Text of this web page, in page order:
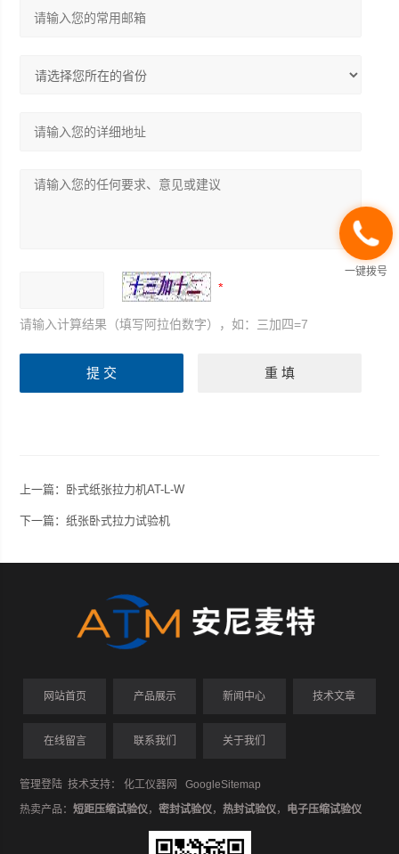
请输入计算结果（填写阿拉伯数字），如：三加四=7
上一篇： 卧式纸张拉力机AT-L-W
下一篇：纸张卧式拉力试验机
网站首页 产品展示 新闻中心 技术文章
在线留言 联系我们 关于我们
管理登陆 技术支持：化工仪器网
GoogleSitemap
热卖产品：短距压缩试验仪，密封试验仪，热封试验仪， 电子压缩试验仪
一键拨号